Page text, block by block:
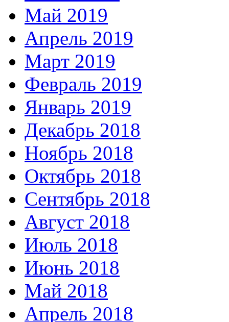
Май 2019
Апрель 2019
Март 2019
Февраль 2019
Январь 2019
Декабрь 2018
Ноябрь 2018
Октябрь 2018
Сентябрь 2018
Август 2018
Июль 2018
Июнь 2018
Май 2018
Апрель 2018